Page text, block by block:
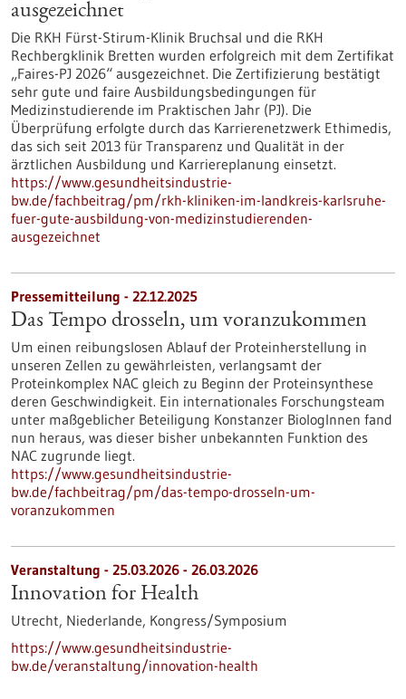
ausgezeichnet
Die RKH Fürst-Stirum-Klinik Bruchsal und die RKH
Rechbergklinik Bretten wurden erfolgreich mit dem Zertifikat
„Faires-PJ 2026“ ausgezeichnet. Die Zertifizierung bestätigt
sehr gute und faire Ausbildungsbedingungen für
Medizinstudierende im Praktischen Jahr (PJ). Die
Überprüfung erfolgte durch das Karrierenetzwerk Ethimedis,
das sich seit 2013 für Transparenz und Qualität in der
ärztlichen Ausbildung und Karriereplanung einsetzt.
https://www.gesundheitsindustrie-
bw.de/fachbeitrag/pm/rkh-kliniken-im-landkreis-karlsruhe-
fuer-gute-ausbildung-von-medizinstudierenden-
ausgezeichnet
Pressemitteilung - 22.12.2025
Das Tempo drosseln, um voranzukommen
Um einen reibungslosen Ablauf der Proteinherstellung in
unseren Zellen zu gewährleisten, verlangsamt der
Proteinkomplex NAC gleich zu Beginn der Proteinsynthese
deren Geschwindigkeit. Ein internationales Forschungsteam
unter maßgeblicher Beteiligung Konstanzer BiologInnen fand
nun heraus, was dieser bisher unbekannten Funktion des
NAC zugrunde liegt.
https://www.gesundheitsindustrie-
bw.de/fachbeitrag/pm/das-tempo-drosseln-um-
voranzukommen
Veranstaltung - 25.03.2026 - 26.03.2026
Innovation for Health
Utrecht, Niederlande, Kongress/Symposium
https://www.gesundheitsindustrie-
bw.de/veranstaltung/innovation-health